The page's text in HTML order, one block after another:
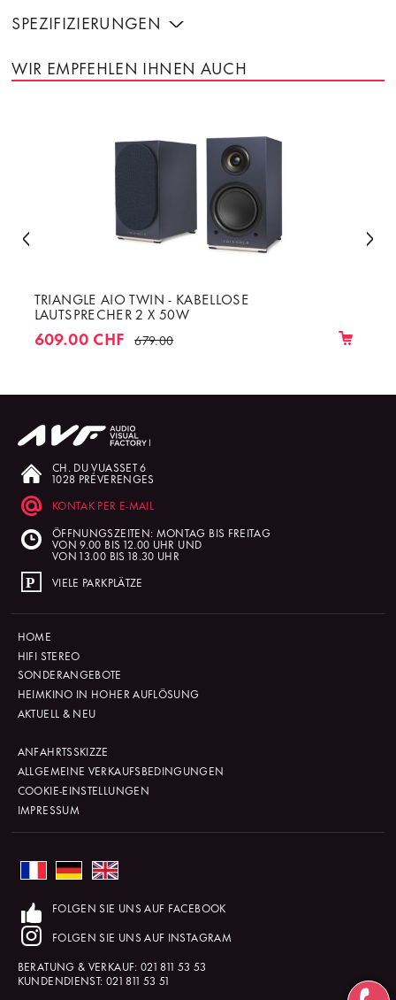
SPEZIFIZIERUNGEN
WIR EMPFEHLEN IHNEN AUCH
TRIANGLE AIO TWIN - KABELLOSE
LAUTSPRECHER 2 X 50W
609.00 CHF 679.00
CH. DU VUASSET 6
1028 PRÉVERENGES
KONTAK PER E-MAIL
ÖFFNUNGSZEITEN: MONTAG BIS FREITAG
VON 9.00 BIS 12.00 UHR UND
VON 13.00 BIS 18.30 UHR
VIELE PARKPLÄTZE
HOME
HIFI STEREO
SONDERANGEBOTE
HEIMKINO IN HOHER AUFLÖSUNG
AKTUELL & NEU
ANFAHRTSSKIZZE
ALLGEMEINE VERKAUFSBEDINGUNGEN
COOKIE-EINSTELLUNGEN
IMPRESSUM
FOLGEN SIE UNS AUF FACEBOOK
FOLGEN SIE UNS AUF INSTAGRAM
BERATUNG & VERKAUF: 021 811 53 53
KUNDENDIENST: 021 811 53 51